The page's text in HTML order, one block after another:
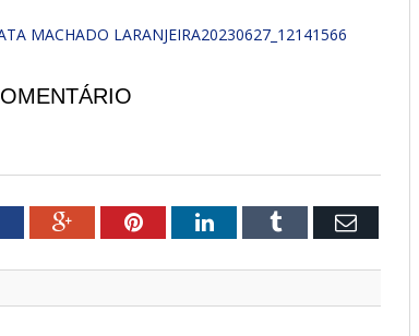
MACHADO LARANJEIRA20230627_12141566
Google+PinterestLinkedInTumblr Email